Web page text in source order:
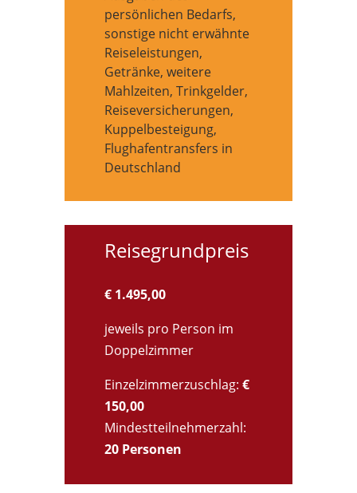
persönlichen Bedarfs,
sonstige nicht erwähnte
Reiseleistungen,
Getränke, weitere
Mahlzeiten, Trinkgelder,
Reiseversicherungen,
Kuppelbesteigung,
Flughafentransfers in
Deutschland
Reisegrundpreis
€ 1.495,00
jeweils pro Person im
Doppelzimmer
Einzelzimmerzuschlag: €
150,00
Mindestteilnehmerzahl:
20 Personen